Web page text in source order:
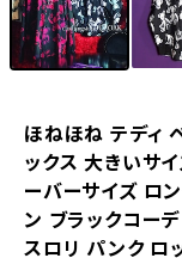
ほねほね テディ
ックス 大きいサ
ーバーサイズ ロ
ン ブラックコー
スロリ パンク ロ